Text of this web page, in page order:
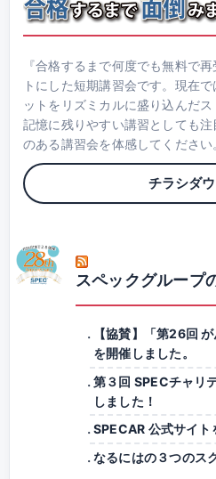
『合格するまで何度でも無料で
トにした短期講習会です。現在
ットをリズミカルに盛り込んだ
記憶に残りやすい講習としても
のある講習会を体感してください
チラシダ
スペックグループ
【協賛】「第26回
を開催しました。
第３回 SPECチャリ
しました！
SPECAR 公式サイト
なるにはの３つのス